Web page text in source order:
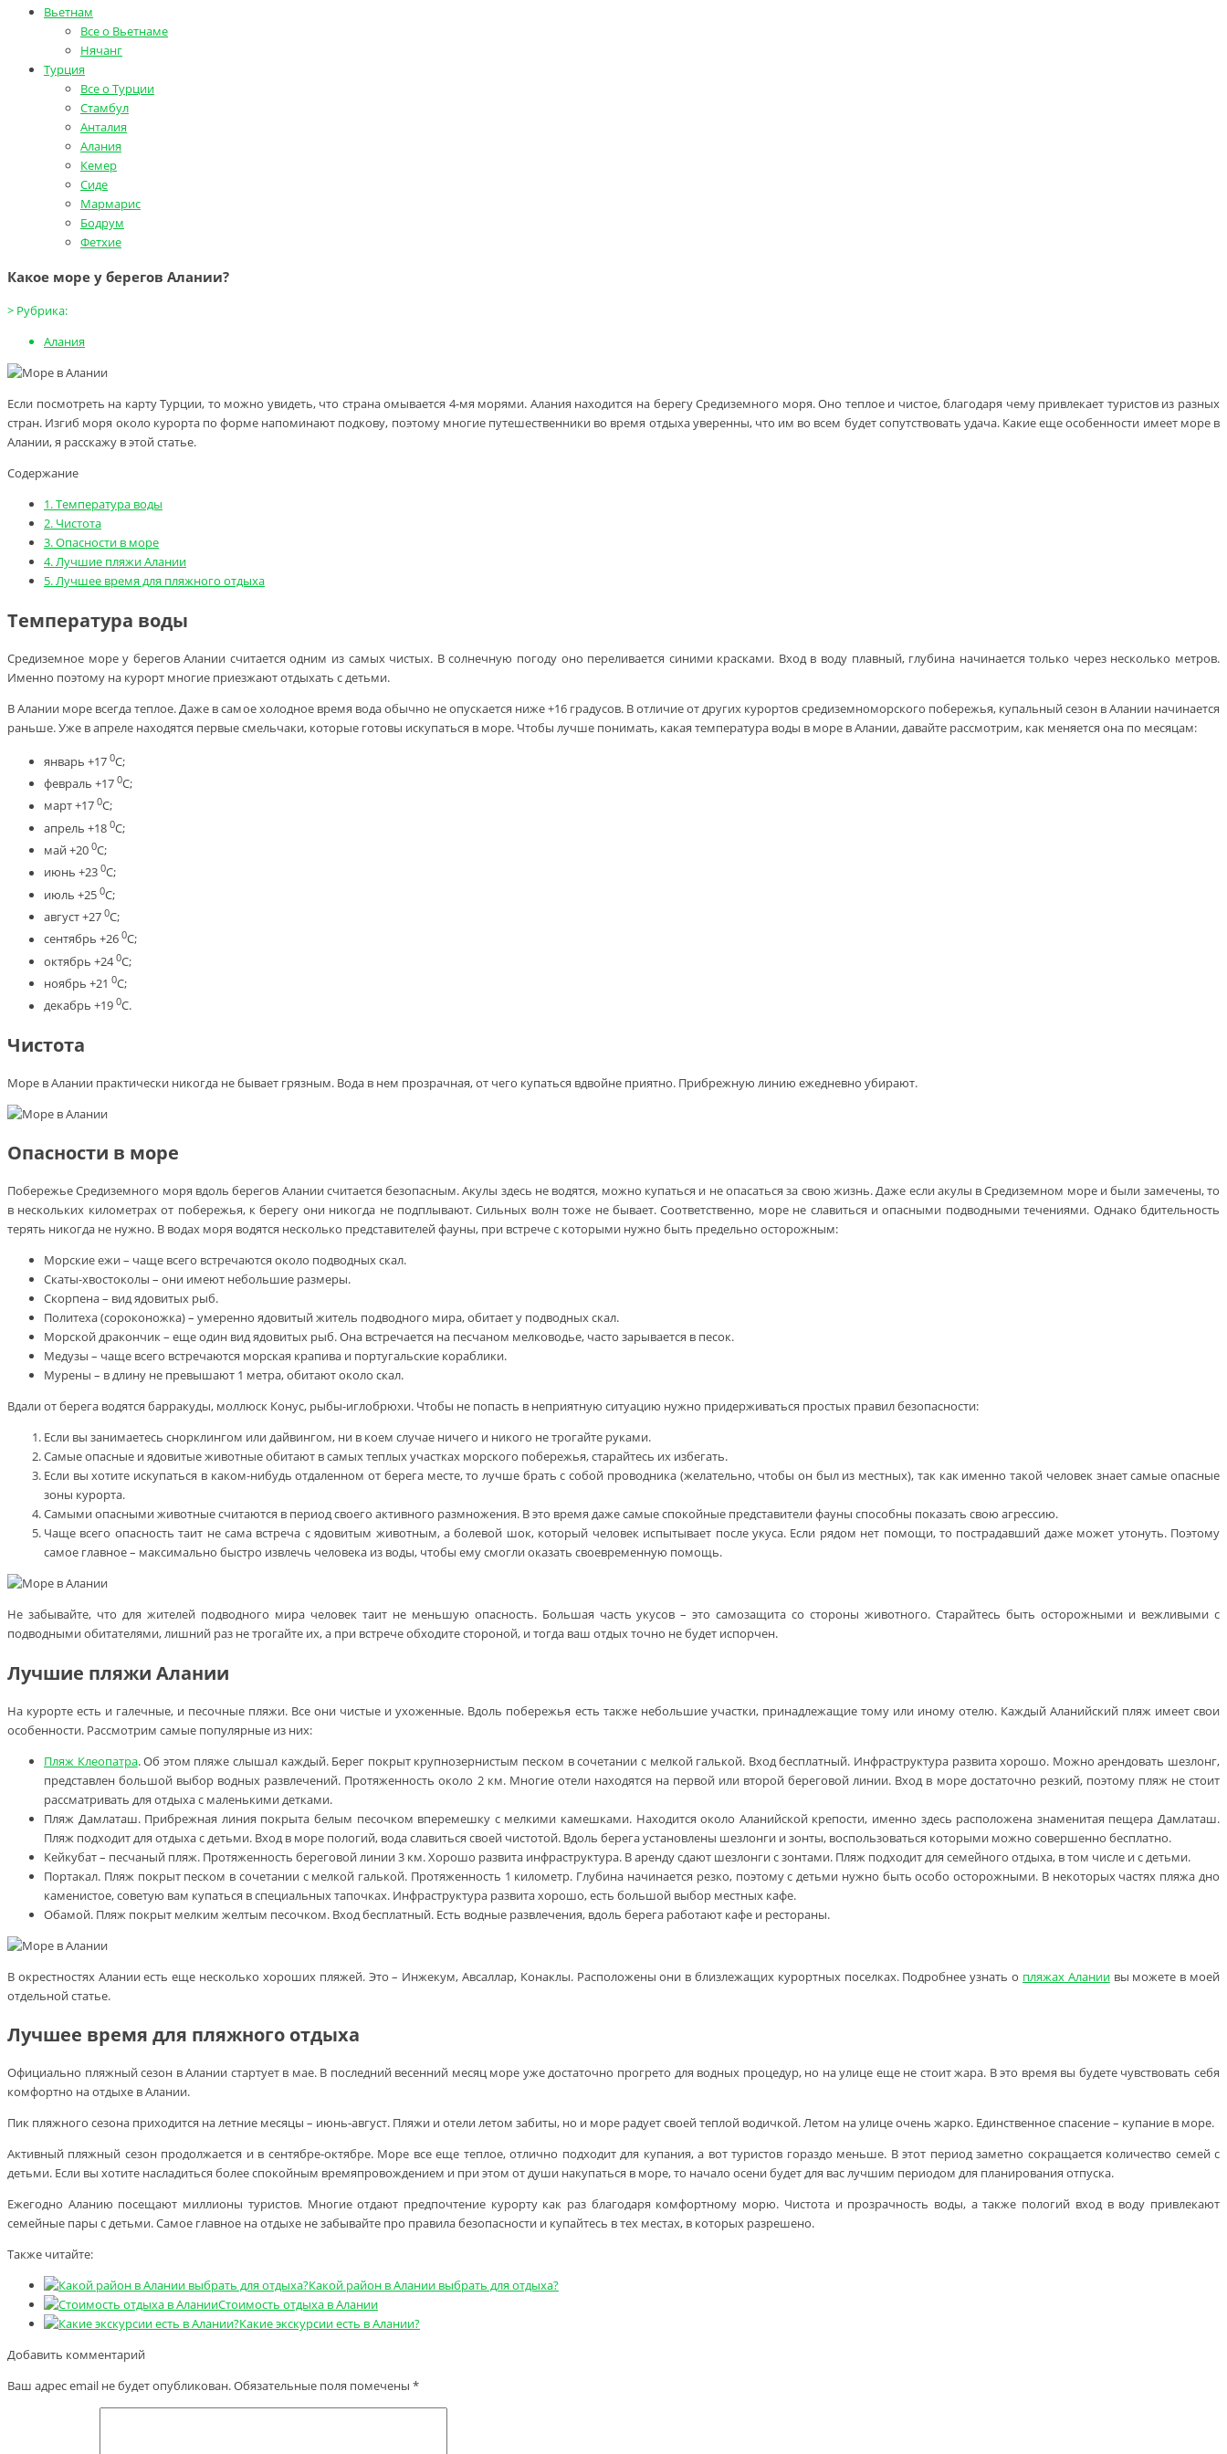
Вьетнам
Все о Вьетнаме
Нячанг
Турция
Все о Турции
Стамбул
Анталия
Алания
Кемер
Сиде
Мармарис
Бодрум
Фетхие
Какое море у берегов Алании?
> Рубрика:
Алания
Если посмотреть на карту Турции, то можно увидеть, что страна омывается 4-мя морями. Алания находится на берегу Средиземного моря. Оно теплое и чистое, благодаря чему привлекает туристов из разных
стран. Изгиб моря около курорта по форме напоминают подкову, поэтому многие путешественники во время отдыха уверенны, что им во всем будет сопутствовать удача. Какие еще особенности имеет море в
Алании, я расскажу в этой статье.
Содержание
1.Температура воды
2. Чистота
3.Опасности в море
4.Лучшие пляжи Алании
5.Лучшее время для пляжного отдыха
Температура воды
Средиземное море у берегов Алании считается одним из самых чистых. В солнечную погоду оно переливается синими красками. Вход в воду плавный, глубина начинается только через несколько метров.
Именно поэтому на курорт многие приезжают отдыхать с детьми.
В Алании море всегда теплое. Даже в самое холодное время вода обычно не опускается ниже +16 градусов. В отличие от других курортов средиземноморского побережья, купальный сезон в Алании начинается
раньше. Уже в апреле находятся первые смельчаки, которые готовы искупаться в море. Чтобы лучше понимать, какая температура воды в море в Алании, давайте рассмотрим, как меняется она по месяцам:
январь +17 0С;
февраль +17 0С;
март +17 0С;
апрель +18 0С;
май +20 0С;
июнь +23 0С;
июль +25 0С;
август +27 0С;
сентябрь +26 0С;
октябрь +240С;
ноябрь +21 0С;
декабрь +19 0С.
Чистота
Море в Алании практически никогда не бывает грязным. Вода в нем прозрачная, от чего купаться вдвойне приятно. Прибрежную линию ежедневно убирают.
Опасности в море
Побережье Средиземного моря вдоль берегов Алании считается безопасным. Акулы здесь не водятся, можно купаться и не опасаться за свою жизнь. Даже если акулы в Средиземном море и были замечены, то
в нескольких километрах от побережья, к берегу они никогда не подплывают. Сильных волн тоже не бывает. Соответственно, море не славиться и опасными подводными течениями. Однако бдительность
терять никогда не нужно. В водах моря водятся несколько представителей фауны, при встрече с которыми нужно быть предельно осторожным:
Морские ежи – чаще всего встречаются около подводных скал.
Скаты-хвостоколы – они имеют небольшие размеры.
Скорпена – вид ядовитых рыб.
Политеха (сороконожка) – умеренно ядовитый житель подводного мира, обитает у подводных скал.
Морской дракончик – еще один вид ядовитых рыб. Она встречается на песчаном мелководье, часто зарывается в песок.
Медузы – чаще всего встречаются морская крапива и португальские кораблики.
Мурены – в длину не превышают 1 метра, обитают около скал.
Вдали от берега водятся барракуды, моллюск Конус, рыбы-иглобрюхи. Чтобы не попасть в неприятную ситуацию нужно придерживаться простых правил безопасности:
Если вы занимаетесь снорклингом или дайвингом, ни в коем случае ничего и никого не трогайте руками.
Самые опасные и ядовитые животные обитают в самых теплых участках морского побережья, старайтесь их избегать.
Если вы хотите искупаться в каком-нибудь отдаленном от берега месте, то лучше брать с собой проводника (желательно, чтобы он был из местных), так как именно такой человек знает самые опасные
зоны курорта.
Самыми опасными животные считаются в период своего активного размножения. В это время даже самые спокойные представители фауны способны показать свою агрессию.
Чаще всего опасность таит не сама встреча с ядовитым животным, а болевой шок, который человек испытывает после укуса. Если рядом нет помощи, то пострадавший даже может утонуть. Поэтому
самое главное – максимально быстро извлечь человека из воды, чтобы ему смогли оказать своевременную помощь.
Не забывайте, что для жителей подводного мира человек таит не меньшую опасность. Большая часть укусов – это самозащита со стороны животного. Старайтесь быть осторожными и вежливыми с
подводными обитателями, лишний раз не трогайте их, а при встрече обходите стороной, и тогда ваш отдых точно не будет испорчен.
Лучшие пляжи Алании
На курорте есть и галечные, и песочные пляжи. Все они чистые и ухоженные. Вдоль побережья есть также небольшие участки, принадлежащие тому или иному отелю. Каждый Аланийский пляж имеет свои
особенности. Рассмотрим самые популярные из них:
Пляж Клеопатра. Об этом пляже слышал каждый. Берег покрыт крупнозернистым песком в сочетании с мелкой галькой. Вход бесплатный. Инфраструктура развита хорошо. Можно арендовать шезлонг,
представлен большой выбор водных развлечений. Протяженность около 2 км. Многие отели находятся на первой или второй береговой линии. Вход в море достаточно резкий, поэтому пляж не стоит
рассматривать для отдыха с маленькими детками.
Пляж Дамлаташ. Прибрежная линия покрыта белым песочком вперемешку с мелкими камешками. Находится около Аланийской крепости, именно здесь расположена знаменитая пещера Дамлаташ.
Пляж подходит для отдыха с детьми. Вход в море пологий, вода славиться своей чистотой. Вдоль берега установлены шезлонги и зонты, воспользоваться которыми можно совершенно бесплатно.
Кейкубат – песчаный пляж. Протяженность береговой линии 3 км. Хорошо развита инфраструктура. В аренду сдают шезлонги с зонтами. Пляж подходит для семейного отдыха, в том числе и с детьми.
Портакал. Пляж покрыт песком в сочетании с мелкой галькой. Протяженность 1 километр. Глубина начинается резко, поэтому с детьми нужно быть особо осторожными. В некоторых частях пляжа дно
каменистое, советую вам купаться в специальных тапочках. Инфраструктура развита хорошо, есть большой выбор местных кафе.
Обамой. Пляж покрыт мелким желтым песочком. Вход бесплатный. Есть водные развлечения, вдоль берега работают кафе и рестораны.
В окрестностях Алании есть еще несколько хороших пляжей. Это – Инжекум, Авсаллар, Конаклы. Расположены они в близлежащих курортных поселках. Подробнее узнать о пляжах Аланиивы можете в моей
отдельной статье.
Лучшее время для пляжного отдыха
Официально пляжный сезон в Алании стартует в мае. В последний весенний месяц море уже достаточно прогрето для водных процедур, но на улице еще не стоит жара. В это время вы будете чувствовать себя
комфортно на отдыхе в Алании.
Пик пляжного сезона приходится на летние месяцы – июнь-август. Пляжи и отели летом забиты, но и море радует своей теплой водичкой. Летом на улице очень жарко. Единственное спасение – купание в море.
Активный пляжный сезон продолжается и в сентябре-октябре. Море все еще теплое, отлично подходит для купания, а вот туристов гораздо меньше. В этот период заметно сокращается количество семей с
детьми. Если вы хотите насладиться более спокойным времяпровождением и при этом от души накупаться в море, то начало осени будет для вас лучшим периодом для планирования отпуска.
Ежегодно Аланию посещают миллионы туристов. Многие отдают предпочтение курорту как раз благодаря комфортному морю. Чистота и прозрачность воды, а также пологий вход в воду привлекают
семейные пары с детьми. Самое главное на отдыхе не забывайте про правила безопасности и купайтесь в тех местах, в которых разрешено.
Также читайте:
Какой район в Алании выбрать для отдыха?
Стоимость отдыха в Алании
Какие экскурсии есть в Алании?
Добавить комментарий
Ваш адрес email не будет опубликован.Обязательные поля помечены *